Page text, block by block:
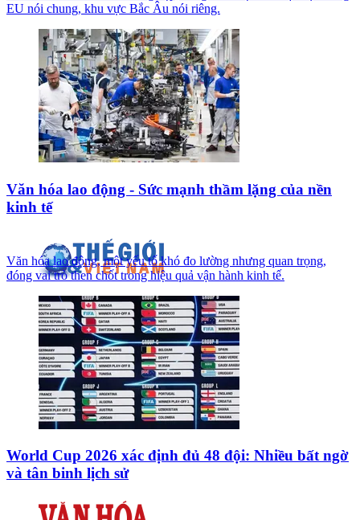
EU nói chung, khu vực Bắc Âu nói riêng.
Văn hóa lao động - Sức mạnh thầm lặng của nền
kinh tế
Văn hóa lao động, một yếu tố khó đo lường nhưng quan trọng,
đóng vai trò then chốt trong hiệu quả vận hành kinh tế.
World Cup 2026 xác định đủ 48 đội: Nhiều bất ngờ
và tân binh lịch sử